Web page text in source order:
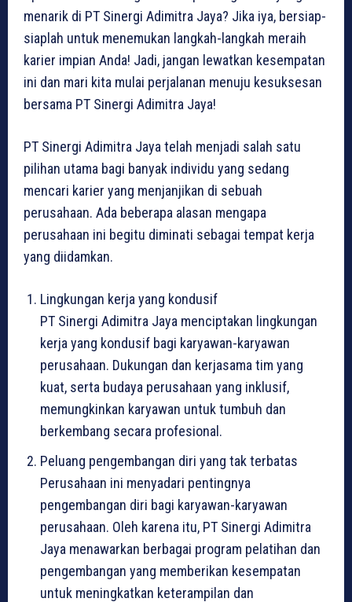
menarik di PT Sinergi Adimitra Jaya? Jika iya, bersiap-
siaplah untuk menemukan langkah-langkah meraih
karier impian Anda! Jadi, jangan lewatkan kesempatan
ini dan mari kita mulai perjalanan menuju kesuksesan
bersama PT Sinergi Adimitra Jaya!
PT Sinergi Adimitra Jaya telah menjadi salah satu
pilihan utama bagi banyak individu yang sedang
mencari karier yang menjanjikan di sebuah
perusahaan. Ada beberapa alasan mengapa
perusahaan ini begitu diminati sebagai tempat kerja
yang diidamkan.
Lingkungan kerja yang kondusif
PT Sinergi Adimitra Jaya menciptakan lingkungan
kerja yang kondusif bagi karyawan-karyawan
perusahaan. Dukungan dan kerjasama tim yang
kuat, serta budaya perusahaan yang inklusif,
memungkinkan karyawan untuk tumbuh dan
berkembang secara profesional.
Peluang pengembangan diri yang tak terbatas
Perusahaan ini menyadari pentingnya
pengembangan diri bagi karyawan-karyawan
perusahaan. Oleh karena itu, PT Sinergi Adimitra
Jaya menawarkan berbagai program pelatihan dan
pengembangan yang memberikan kesempatan
untuk meningkatkan keterampilan dan